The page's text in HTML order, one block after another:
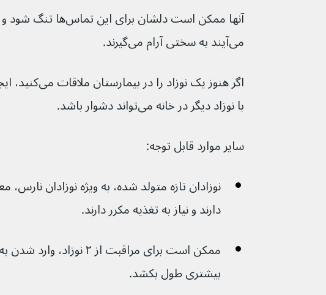
آنها ممکن است دلشان برای
می‌آیند به سختی آرام می‌گیرند.
اگر هنوز یک نوزاد
با نوزاد دیگر در خانه می‌تواند دشوار باشد.
سایر موارد قابل توجه:
نوزادان تازه متولد شده، به ویژه نوزادان
دارند و نیاز به تغذیه مکرر دارند.
ممکن است برای مراقبت از ۲
بیشتری طول بکشد.